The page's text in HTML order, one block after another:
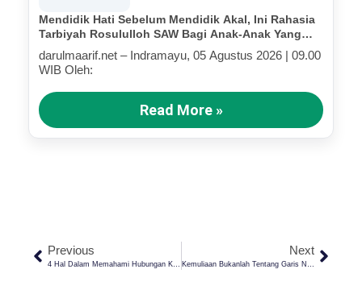
Mendidik Hati Sebelum Mendidik Akal, Ini Rahasia
Tarbiyah Rosululloh SAW Bagi Anak-Anak Yang
Terluka (Bagian III)
darulmaarif.net – Indramayu, 05 Agustus 2026 | 09.00
WIB Oleh:
Read More »
Previous
4 Hal Dalam Memahami Hubungan Keakraban Orangtua Dengan Anak Di Pesantren
Next
Kemuliaan Bukanlah Tentang Garis Nasabnya, Tetapi Soal Ini